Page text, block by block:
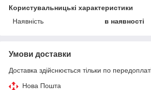
Користувальницькі характеристики
Наявність
в наявності
Умови доставки
Доставка здійснюється тільки по
Нова Пошта